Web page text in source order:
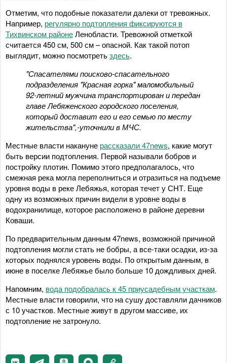
Отметим, что подобные показатели далеки от тревожных.
Например, регулярно подтопления фиксируются в
Тихвинском районеЛенобласти. Тревожной отметкой
считается 450 см, 500 см – опасной. Как такой потоп
выглядит, можно посмотретьздесь.
"Спасателями поисково-спасательного
подразделения "Красная горка" маломобильный
92-летний мужчина транспортирован и передан
главе Лебяженского городского поселения,
который доставит его и его семью по месту
жительства",-уточнили в МЧС.
Местные власти накануне рассказали 47news, какие могут
быть версии подтопления. Первой называли бобров и
постройку плотин. Помимо этого предполагалось, что
смежная река могла переполниться и отразиться на подъеме
уровня воды в реке Лебяжья, которая течет у СНТ. Еще
одну из возможных причин видели в уровне воды в
водохранилище, которое расположено в районе деревни
Коваши.
По предварительным данным 47news, возможной причиной
подтопления могли стать не бобры, а все-таки осадки, из-за
которых поднялся уровень воды. По открытым данным, в
июне в поселке Лебяжье было больше 10 дождливых дней.
Напомним, вода подобралась к 45 приусадебным участкам.
Местные власти говорили, что на сушу доставляли дачников
с 10 участков. Местные живут в другом массиве, их
подтопление не затронуло.